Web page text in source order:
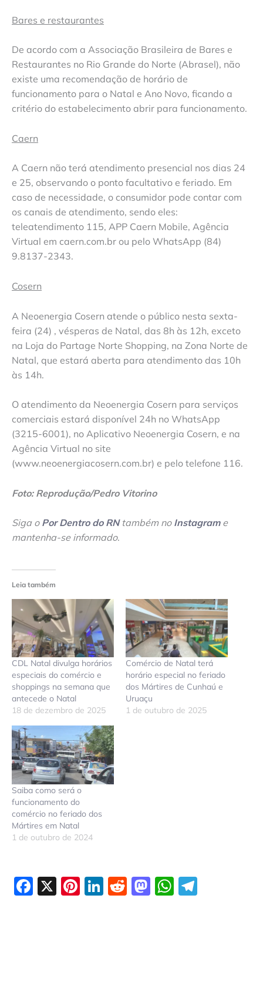
Bares e restaurantes
De acordo com a Associação Brasileira de Bares e
Restaurantes no Rio Grande do Norte (Abrasel), não
existe uma recomendação de horário de
funcionamento para o Natal e Ano Novo, ficando a
critério do estabelecimento abrir para funcionamento.
Caern
A Caern não terá atendimento presencial nos dias 24
e 25, observando o ponto facultativo e feriado. Em
caso de necessidade, o consumidor pode contar com
os canais de atendimento, sendo eles:
teleatendimento 115, APP Caern Mobile, Agência
Virtual em caern.com.br ou pelo WhatsApp (84)
9.8137-2343.
Cosern
A Neoenergia Cosern atende o público nesta sexta-
feira (24) , vésperas de Natal, das 8h às 12h, exceto
na Loja do Partage Norte Shopping, na Zona Norte de
Natal, que estará aberta para atendimento das 10h
às 14h.
O atendimento da Neoenergia Cosern para serviços
comerciais estará disponível 24h no WhatsApp
(3215-6001), no Aplicativo Neoenergia Cosern, e na
Agência Virtual no site
(www.neoenergiacosern.com.br) e pelo telefone 116.
Foto: Reprodução/Pedro Vitorino
Siga o Por Dentro do RNtambém no Instagrame
mantenha-se informado.
Leia também
CDL Natal divulga horários
especiais do comércio e
shoppings na semana que
antecede o Natal
18 de dezembro de 2025
Comércio de Natal terá
horário especial no feriado
dos Mártires de Cunhaú e
Uruaçu
1 de outubro de 2025
Saiba como será o
funcionamento do
comércio no feriado dos
Mártires em Natal
1 de outubro de 2024
Facebook
X Pinterest
LinkedIn
Reddit
Mastodon